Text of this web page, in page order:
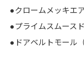
●クロームメッキエ
●プライムスムース
●ドアベルトモール